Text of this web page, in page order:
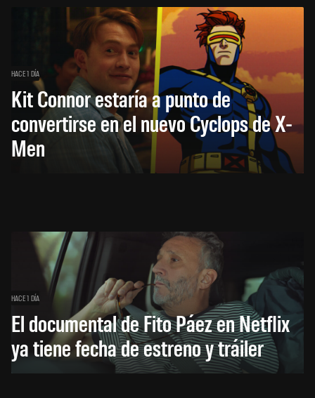
HACE 1 DÍA
Kit Connor estaría a punto de
convertirse en el nuevo Cyclops de X-
Men
HACE 1 DÍA
El documental de Fito Páez en Netflix
ya tiene fecha de estreno y tráiler